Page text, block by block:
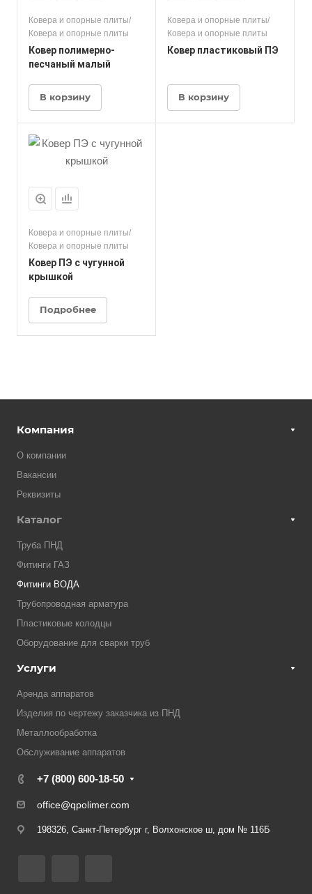
Ковера и опорные плиты/
Ковера и опорные плиты
Ковер полимерно-
песчаный малый
В корзину
Ковера и опорные плиты/
Ковера и опорные плиты
Ковер пластиковый ПЭ
В корзину
Ковера и опорные плиты/
Ковера и опорные плиты
Ковер ПЭ с чугунной
крышкой
Подробнее
Компания
О компании
Вакансии
Реквизиты
Каталог
Труба ПНД
Фитинги ГАЗ
Фитинги ВОДА
Трубопроводная арматура
Пластиковые колодцы
Оборудование для сварки труб
Услуги
Аренда аппаратов
Изделия по чертежу заказчика из ПНД
Металлообработка
Обслуживание аппаратов
+7 (800) 600-18-50
office@qpolimer.com
198326, Санкт-Петербург г, Волхонское ш, дом № 116Б